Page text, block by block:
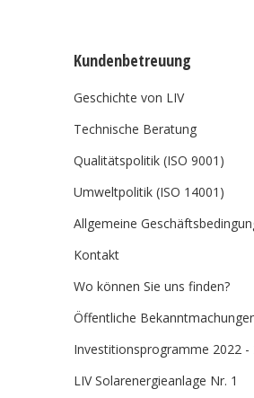
Kundenbetreuung
Geschichte von LIV
Technische Beratung
Qualitätspolitik (ISO 9001)
Umweltpolitik (ISO 14001)
Allgemeine
Kontakt
Wo können Sie uns finden?
Öffentliche
Investitionsprogramme 2022 -
LIV Solarenergieanlage Nr. 1